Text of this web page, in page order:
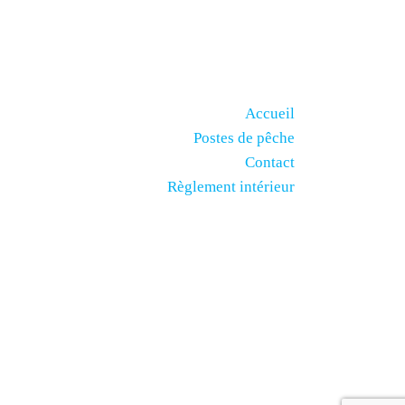
Accueil
Postes de pêche
Contact
Règlement intérieur